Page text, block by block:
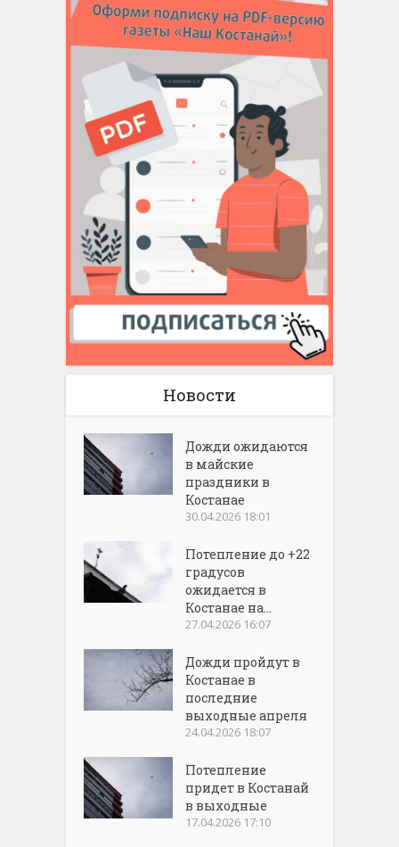
Новости
Дожди ожидаются
в майские
праздники в
Костанае
30.04.2026 18:01
Потепление до +22
градусов
ожидается в
Костанае на...
27.04.2026 16:07
Дожди пройдут в
Костанае в
последние
выходные апреля
24.04.2026 18:07
Потепление
придет в Костанай
в выходные
17.04.2026 17:10